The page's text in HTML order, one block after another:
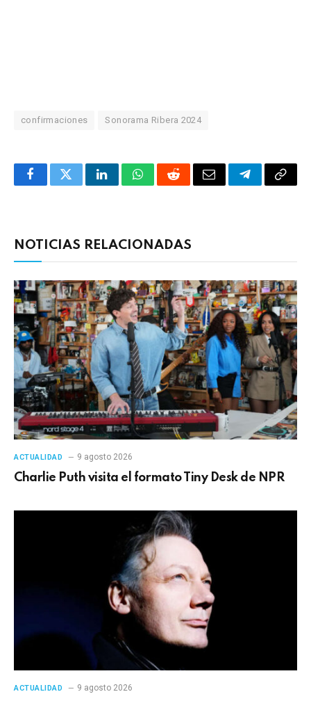
confirmaciones Sonorama Ribera 2024
FacebookTwitterLinkedInWhatsAppRedditCorreoTelegrama
NOTICIAS RELACIONADAS
ACTUALIDAD 9 agosto 2026
Charlie Puth visita el formato Tiny Desk de NPR
ACTUALIDAD 9 agosto 2026